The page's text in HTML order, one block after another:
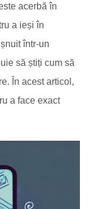
acerbă în
a ieși în
într-un
să știți cum să
În acest articol,
a face exact